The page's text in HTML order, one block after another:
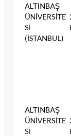
ALTINBAŞ
ÜNİVERSİTE
Sİ
(İSTANBUL)
ALTINBAŞ
ÜNİVERSİTE
Sİ